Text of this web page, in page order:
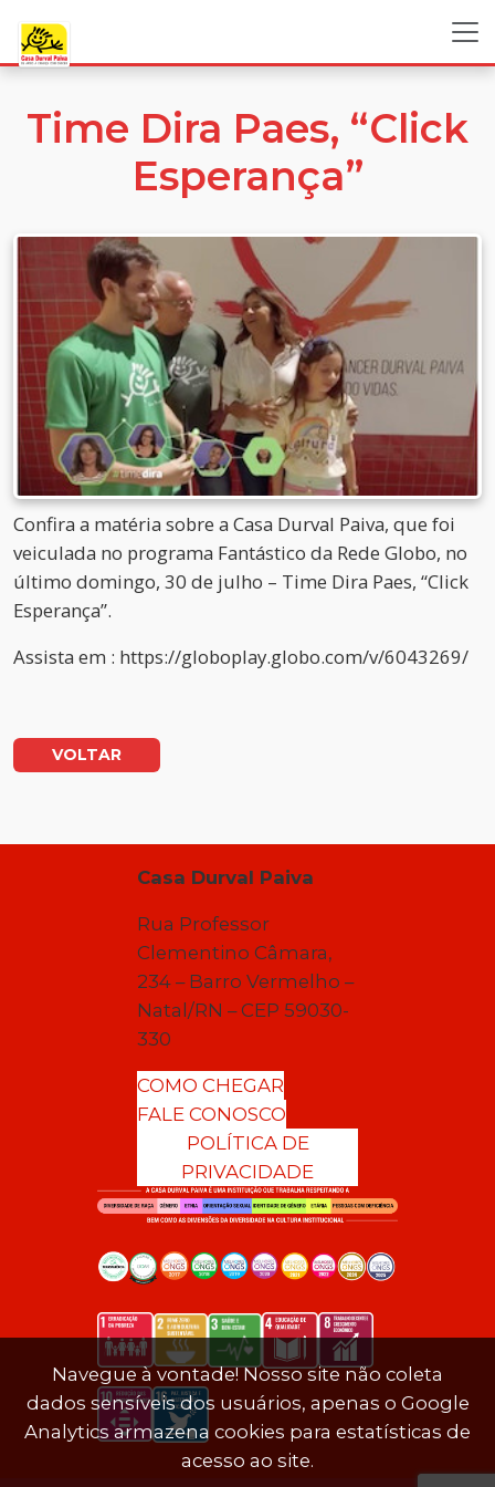
Time Dira Paes, “Click
Esperança”
Confira a matéria sobre a Casa Durval Paiva, que foi
veiculada no programa Fantástico da Rede Globo, no
último domingo, 30 de julho – Time Dira Paes, “Click
Esperança”.
Assista em : https://globoplay.globo.com/v/6043269/
VOLTAR
Casa Durval Paiva
Rua Professor
Clementino Câmara,
234 – Barro Vermelho –
Natal/RN – CEP 59030-
330
COMO CHEGAR
FALE CONOSCO
POLÍTICA DE
PRIVACIDADE
Navegue à vontade! Nosso site não coleta
dados sensíveis dos usuários, apenas o Google
Analytics armazena cookies para estatísticas de
acesso ao site.